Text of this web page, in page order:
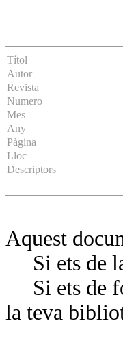
Títol
Autor
Revista
Numero
Mes
Any
Pàgina
Lloc
Descriptors
Aquest
Si ets de
Si ets de
la teva